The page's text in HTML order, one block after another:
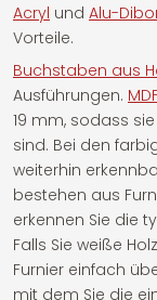
Acryl und Alu-
Vorteile.
Buchstaben aus
Ausführungen.
19 mm, sodass
sind. Bei den
weiterhin
bestehen aus
erkennen Sie die
Falls Sie weiße
Furnier einfach
mit dem Sie die